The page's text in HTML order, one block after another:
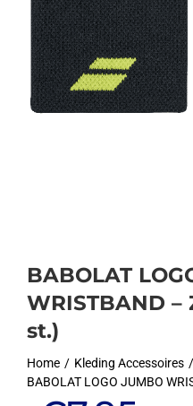
BABOLAT
WRISTBAND –
st.)
Home Kleding Accessoires
BABOLAT LOGO JUMBO